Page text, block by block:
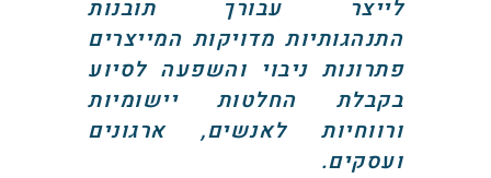
לייצר עבורך תובנות
התנהגותיות מדויקות המייצרים
פתרונות ניבוי והשפעה לסיוע
בקבלת החלטות יישומיות
ורווחיות לאנשים, ארגונים
ועסקים.